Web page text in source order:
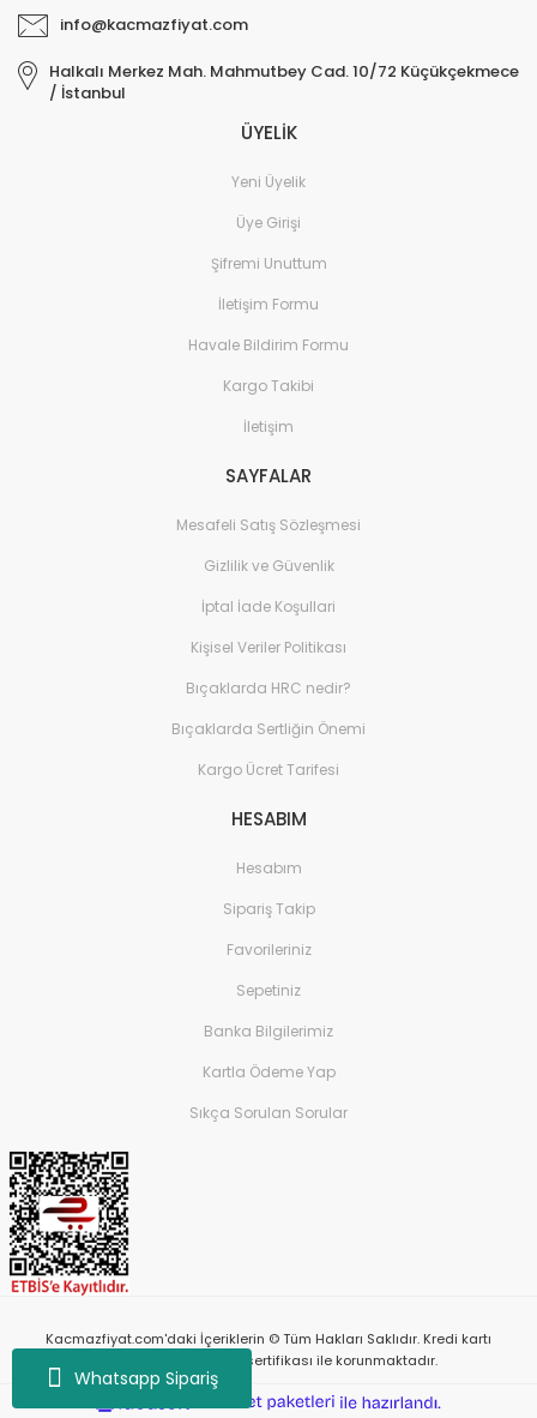
Whatsapp Sipariş
info@kacmazfiyat.com
Halkalı Merkez Mah. Mahmutbey Cad. 10/72 Küçükçekmece
/ İstanbul
ÜYELİK
Yeni Üyelik
Üye Girişi
Şifremi Unuttum
İletişim Formu
Havale Bildirim Formu
Kargo Takibi
İletişim
SAYFALAR
Mesafeli Satış Sözleşmesi
Gizlilik ve Güvenlik
İptal İade Koşullari
Kişisel Veriler Politikası
Bıçaklarda HRC nedir?
Bıçaklarda Sertliğin Önemi
Kargo Ücret Tarifesi
HESABIM
Hesabım
Sipariş Takip
Favorileriniz
Sepetiniz
Banka Bilgilerimiz
Kartla Ödeme Yap
Sıkça Sorulan Sorular
Kacmazfiyat.com'daki İçeriklerin © Tüm Hakları Saklıdır. Kredi kartı
bilgileriniz 256bit SSL sertifikası ile korunmaktadır.
e-